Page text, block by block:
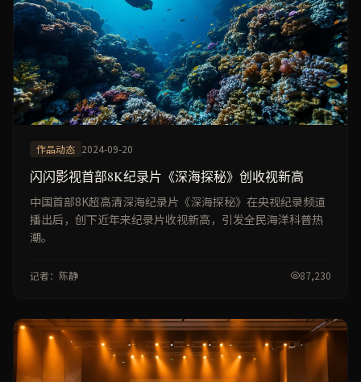
作品动态 2024-09-20
闪闪影视首部8K纪录片《深海探秘》创收视新高
中国首部8K超高清深海纪录片《深海探秘》在央视纪录频道
播出后，创下近年来纪录片收视新高，引发全民海洋科普热
潮。
记者：陈静 87,230